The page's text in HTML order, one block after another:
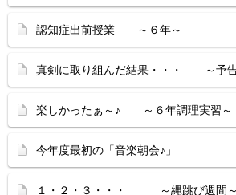
認知症出前授業 ～６年～
真剣に取り組んだ結果・・・ ～予告
楽しかったぁ～♪ ～６年調理実習～
今年度最初の「音楽朝会♪」
１・２・３・・・ ～縄跳び週間～